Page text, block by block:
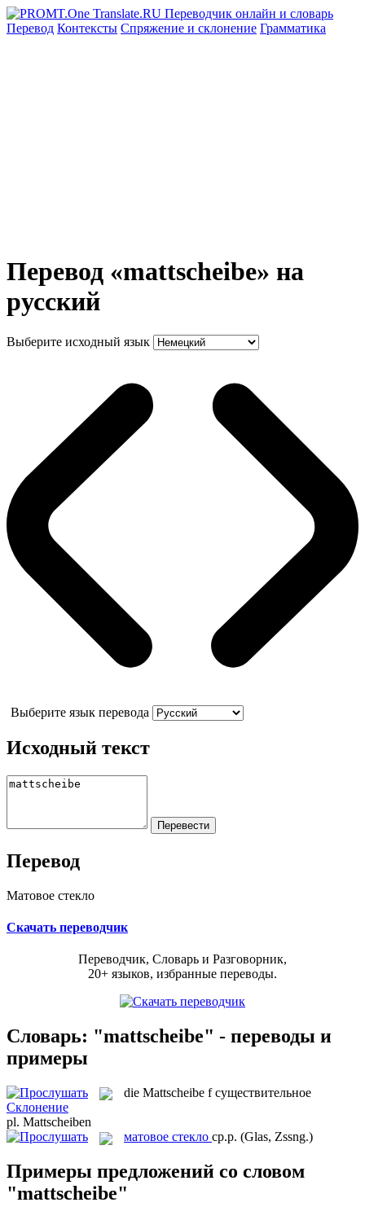
Перевод Контексты Спряжение и склонение Грамматика
Перевод «mattscheibe» на
русский
Выберите исходный язык
Выберите язык перевода
Исходный текст
Перевод
Матовое стекло
Скачать переводчик
Переводчик, Словарь и Разговорник,
20+ языков, избранные переводы.
Словарь: "mattscheibe" - переводы и
примеры
die Mattscheibe f существительное
Склонение
pl. Mattscheiben
матовое стекло ср.р. (Glas, Zssng.)
Примеры предложений со словом
"mattscheibe"